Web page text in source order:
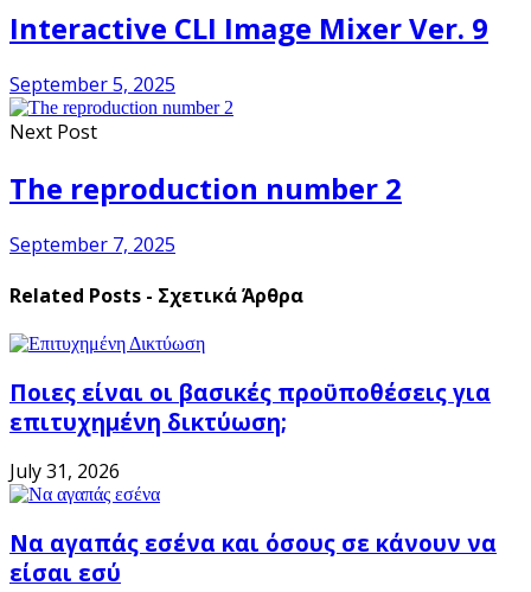
Interactive CLI Image Mixer Ver. 9
September 5, 2025
Next Post
The reproduction number 2
September 7, 2025
Related Posts - Σχετικά Άρθρα
Ποιες είναι οι βασικές προϋποθέσεις για
επιτυχημένη δικτύωση;
July 31, 2026
Να αγαπάς εσένα και όσους σε κάνουν να
είσαι εσύ